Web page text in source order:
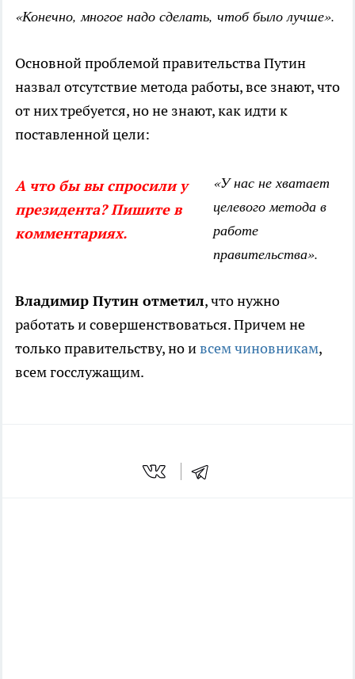
«Конечно, многое надо сделать, чтоб было лучше».
Основной проблемой правительства Путин
назвал отсутствие метода работы, все знают, что
от них требуется, но не знают, как идти к
поставленной цели:
А что бы вы спросили у
президента? Пишите в
комментариях.
«У нас не хватает
целевого метода в
работе
правительства».
Владимир Путин отметил, что нужно
работать и совершенствоваться. Причем не
только правительству, но ивсем чиновникам,
всем госслужащим.